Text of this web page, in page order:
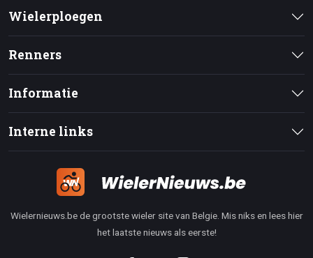
Wielerploegen
Renners
Informatie
Interne links
Wielernieuws.be de grootste wieler site van Belgie. Mis niks en lees hier
het laatste nieuws als eerste!